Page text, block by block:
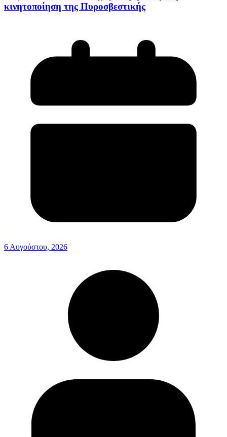
κινητοποίηση της Πυροσβεστικής
6 Αυγούστου, 2026